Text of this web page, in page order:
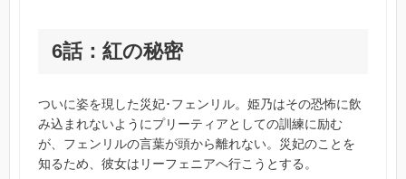
6話：紅の秘密
ついに姿を現した災妃･フェンリル。姫乃はその恐怖に飲
み込まれないようにプリーティアとしての訓練に励む
が、フェンリルの言葉が頭から離れない。災妃のことを
知るため、彼女はリーフェニアへ行こうとする。